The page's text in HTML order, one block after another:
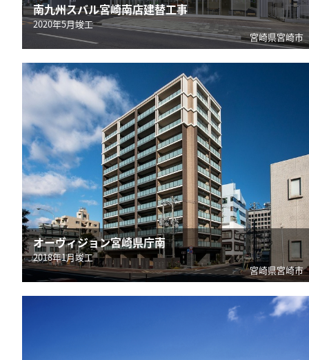
南九州スバル宮崎南店建替工事
2020年5月竣工
宮崎県宮崎市
オーヴィジョン宮崎県庁南
2018年1月竣工
宮崎県宮崎市